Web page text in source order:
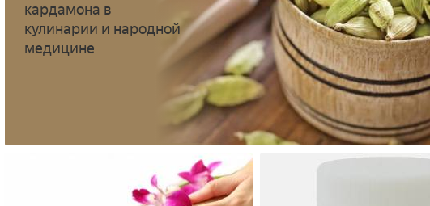
кардамона в
кулинарии и народной
медицине